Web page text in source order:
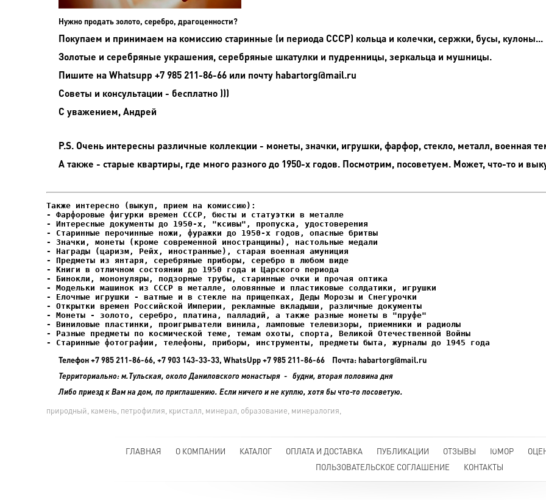
Нужно продать золото, серебро, драгоценности?
Покупаем и принимаем на комиссию старинные (и периода СССР) кольца и колечки, сержки, бусы, кулоны...
Золотые и серебряные украшения, серебряные шкатулки и пудренницы, зеркальца и мушницы.
Пишите на Whatsupp +7 985 211-86-66 или почту habartorg@mail.ru
Советы и консультации - бесплатно )))
С уважением, Андрей
P.S. Очень интересны различные коллекции - монеты, значки, игрушки, фарфор, стекло, металл, военная
А также - старые квартиры, где много разного до 1950-х годов. Посмотрим, посоветуем. Может, что-то и
- Фарфоровые фигурки времен СССР, бюсты и статуэтки в металле
- Интересные документы до 1950-х, "ксивы", пропуска, удостоверения
- Елочные игрушки - ватные и в стекле на прищепках, Деды Морозы и Снегурочки
- Старинные фотографии, телефоны, приборы, инструменты, предметы быта, журналы до 1945 года
Телефон +7 985 211-86-66, +7 903 143-33-33, WhatsUpp +7 985 211-86-66 Почта: habartorg@mail.ru
Территориально: м.Тульская, около Даниловского монастыря - будни, вторая половина дня
Либо приезд к Вам на дом, по приглашению. Если ничего и не куплю, хотя бы что-то посоветую.
природный, камень, петрофилия, кристалл, минерал, образование, минералогия,
ГЛАВНАЯ О КОМПАНИИ КАТАЛОГ ОПЛАТА И ДОСТАВКА ПУБЛИКАЦИИ ОТЗЫВЫ ЮМОР
ПОЛЬЗОВАТЕЛЬСКОЕ СОГЛАШЕНИЕ
КОНТАКТЫ